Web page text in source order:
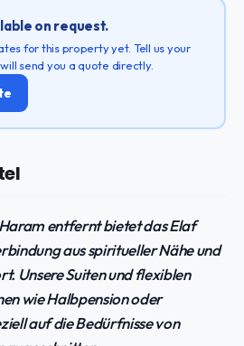
on request.
for this property yet. Tell us your
send you a quote directly.
entfernt bietet das Elaf
aus spiritueller Nähe und
Unsere Suiten und flexiblen
wie Halbpension oder
auf die Bedürfnisse von